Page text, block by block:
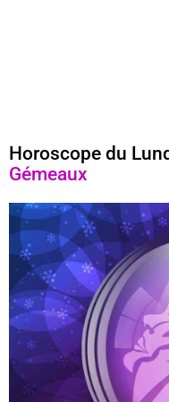
Horoscope du
Gémeaux